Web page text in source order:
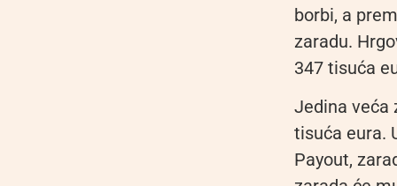
borbi, a
zaradu.
347 tisuća
Jedina veća
tisuća eura.
Payout,